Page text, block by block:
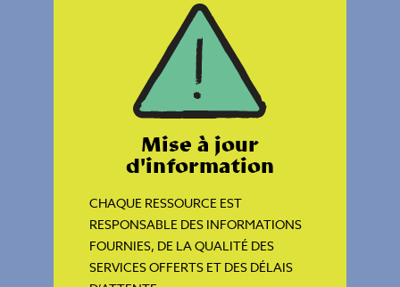
Mise à jour
d'information
CHAQUE RESSOURCE EST
RESPONSABLE DES INFORMATIONS
FOURNIES, DE LA QUALITÉ DES
SERVICES OFFERTS ET DES DÉLAIS